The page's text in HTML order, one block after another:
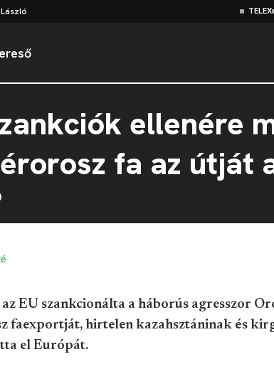
László TELEX
ellenére
fa az útját
EU szankcionálta a háborús agresszor
faexportját, hirtelen kazahsztáninak és
el Európát.